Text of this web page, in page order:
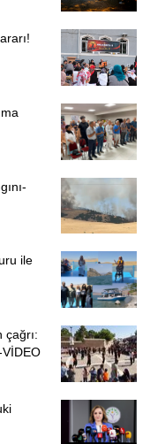
ile
çağrı:
VİDEO